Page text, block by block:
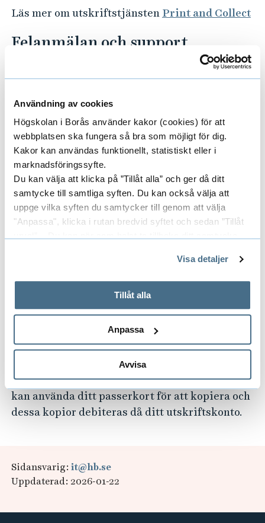
Användning av cookies
Högskolan i Borås använder kakor (cookies) för att
webbplatsen ska fungera så bra som möjligt för dig.
Kakor kan användas funktionellt, statistiskt eller i
marknadsföringssyfte.
Du kan välja att klicka på ”Tillåt alla” och ger då ditt
samtycke till samtliga syften. Du kan också välja att
uppge vilka syften du samtycker till genom att välja
"Anpassa", klicka i rutan bredvid syftet och sedan ”Tillåt
används och hur vi och våra leverantörer inhämtar och
behandlar personuppgifter.
Visa detaljer
Tillåt alla
Anpassa
Avvisa
Läs mer om utskriftstjänsten Print and Collect
Felanmälan och support
Campus och hållbarhet sköter underhåll och
service av högskolans kopiatorer och skrivare.
Felanmälan skickas via e-post till:
campusservice@hb.se
Frågor och felanmälan gällande
utskriftsportalen PaperCut, skrivarkö och
mjukvara skickas till:it@hb.se
Prislista för utskrift och
kopiering
1 svart/vit A3-sida: 2 kr/sida
1 färg A3-sida: 4,5 kr/sida
Kopiering
I våra lokaler finns totalt 65 kopiatorer där du
kan använda ditt passerkort för att kopiera och
dessa kopior debiteras då ditt utskriftskonto.
Sidansvarig: it@hb.se
Uppdaterad: 2026-01-22